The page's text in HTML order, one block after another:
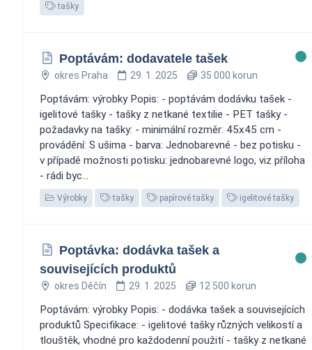
tašky
Poptávám: dodavatele tašek
okres Praha 29. 1. 2025 35 000 korun
Poptávám: výrobky Popis: - poptávám dodávku tašek -
igelitové tašky - tašky z netkané textilie - PET tašky -
požadavky na tašky: - minimální rozměr: 45x45 cm -
provádění: S ušima - barva: Jednobarevné - bez potisku -
v případě možnosti potisku: jednobarevné logo, viz příloha
- rádi byc...
Výrobky tašky papírové tašky igelitové tašky
Poptávka: dodávka tašek a
souvisejících produktů
okres Děčín 29. 1. 2025 12 500 korun
Poptávám: výrobky Popis: - dodávka tašek a souvisejících
produktů Specifikace: - igelitové tašky různých velikostí a
tlouštěk, vhodné pro každodenní použití - tašky z netkané